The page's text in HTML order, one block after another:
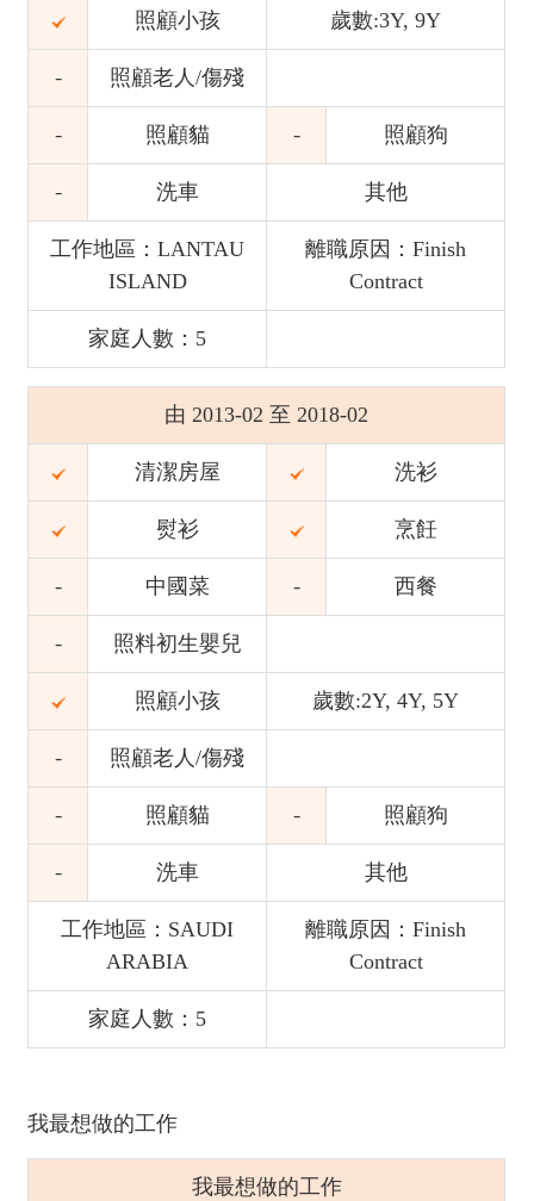
照顧小孩 歲數:3Y, 9Y
照顧老人/傷殘
照顧貓 照顧狗
洗車 其他
工作地區：LANTAU
ISLAND
離職原因：Finish
Contract
家庭人數：5
由 2013-02 至 2018-02
清潔房屋 洗衫
熨衫 烹飪
中國菜 西餐
照料初生嬰兒
照顧小孩 歲數:2Y, 4Y, 5Y
照顧老人/傷殘
照顧貓 照顧狗
洗車 其他
工作地區：SAUDI
ARABIA
離職原因：Finish
Contract
家庭人數：5
我最想做的工作
我最想做的工作